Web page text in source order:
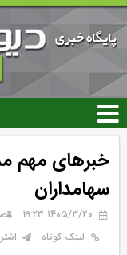
خبرهای مهم
سهامداران
۱۴۰۵/۳/۲۰ 19:23
لینک کوتاه